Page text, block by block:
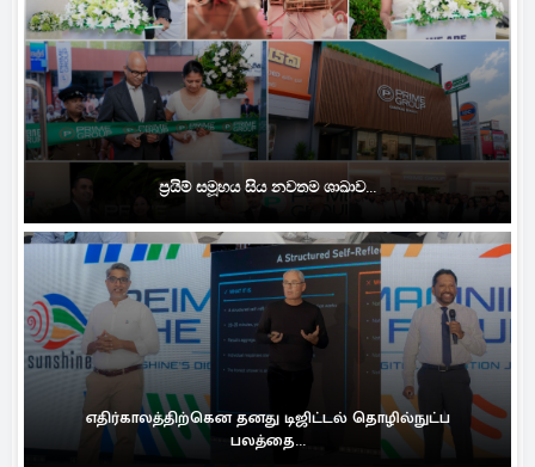
ප්‍රයිම් සමූහය සිය නවතම ශාඛාව...
எதிர்காலத்திற்கென தனது டிஜிட்டல் தொழில்நுட்ப
பலத்தை...